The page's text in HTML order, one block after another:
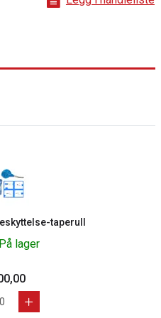
taperull
På lager